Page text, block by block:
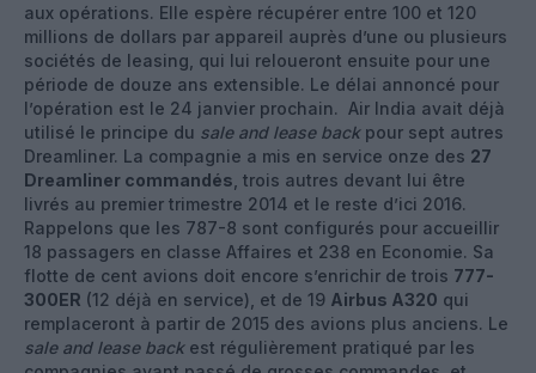
aux opérations. Elle espère récupérer entre 100 et 120
millions de dollars par appareil auprès d’une ou plusieurs
sociétés de leasing, qui lui reloueront ensuite pour une
période de douze ans extensible. Le délai annoncé pour
l’opération est le 24 janvier prochain. Air India avait déjà
utilisé le principe du sale and lease backpour sept autres
Dreamliner. La compagnie a mis en service onze des 27
Dreamliner commandés , trois autres devant lui être
livrés au premier trimestre 2014 et le reste d’ici 2016.
Rappelons que les 787-8 sont configurés pour accueillir
18 passagers en classe Affaires et 238 en Economie. Sa
flotte de cent avions doit encore s’enrichir de trois 777-
300ER (12 déjà en service), et de 19 Airbus A320 qui
remplaceront à partir de 2015 des avions plus anciens. Le
sale and lease backest régulièrement pratiqué par les